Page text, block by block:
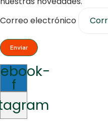
Correo electrónico
Enviar
f